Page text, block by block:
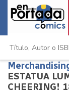
ESTATUA
CHEERING!